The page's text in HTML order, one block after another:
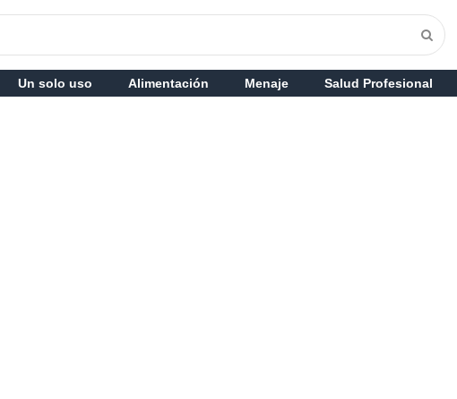
Un solo uso Alimentación Menaje Salud Profesional